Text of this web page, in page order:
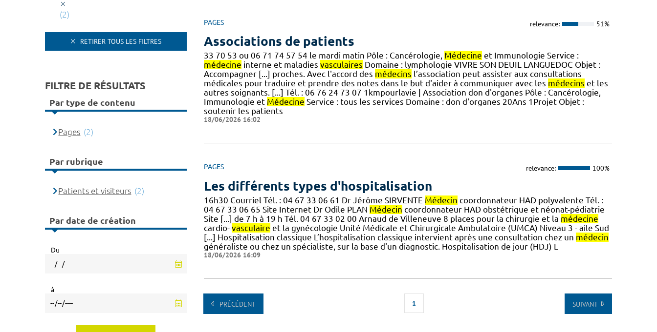
PAGES relevance: 51%
Associations de patients
33 70 53 ou 06 71 74 57 54 le mardi matin Pôle : Cancérologie, Médecine et Immunologie Service :
médecine interne et maladies vasculaires Domaine : lymphologie VIVRE SON DEUIL LANGUEDOC Objet :
Accompagner [...] proches. Avec l'accord des médecins l’association peut assister aux consultations
médicales pour traduire et prendre des notes dans le but d'aider à communiquer avec les médecins et les
autres soignants. [...] Tél. : 06 76 24 73 07 1kmpourlavie | Association don d'organes Pôle : Cancérologie,
Immunologie et Médecine Service : tous les services Domaine : don d'organes 20Ans 1Projet Objet :
soutenir les patients
18/06/2026 16:02
PAGES relevance: 100%
Les différents types d'hospitalisation
16h30 Courriel Tél. : 04 67 33 06 61 Dr Jérôme SIRVENTE Médecin coordonnateur HAD polyvalente Tél. :
04 67 33 06 65 Site Internet Dr Odile PLAN Médecin coordonnateur HAD obstétrique et néonat-pédiatrie
Site [...] de 7 h à 19 h Tél. 04 67 33 02 00 Arnaud de Villeneuve 8 places pour la chirurgie et la médecine
cardio- vasculaire et la gynécologie Unité Médicale et Chirurgicale Ambulatoire (UMCA) Niveau 3 - aile Sud
[...] Hospitalisation classique L’hospitalisation classique intervient après une consultation chez un médecin
généraliste ou chez un spécialiste, sur la base d'un diagnostic. Hospitalisation de jour (HDJ) L
18/06/2026 16:09
PRÉCÉDENT 1 SUIVANT
(2)
RETIRER TOUS LES FILTRES
FILTRE DE RÉSULTATS
Par type de contenu
Pages (2)
Par rubrique
Patients et visiteurs (2)
Par date de création
Du
à